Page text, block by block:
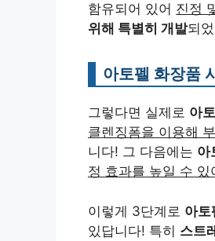
함유되어 있어 진정
위해 특별히 개발되
아토펠 화장품
그렇다면 실제로 아
클렌징폼을 이용해
니다! 그 다음에는 아
정 효과를 높일 수 있
이렇게 3단계로 아토
있답니다! 특히 스트